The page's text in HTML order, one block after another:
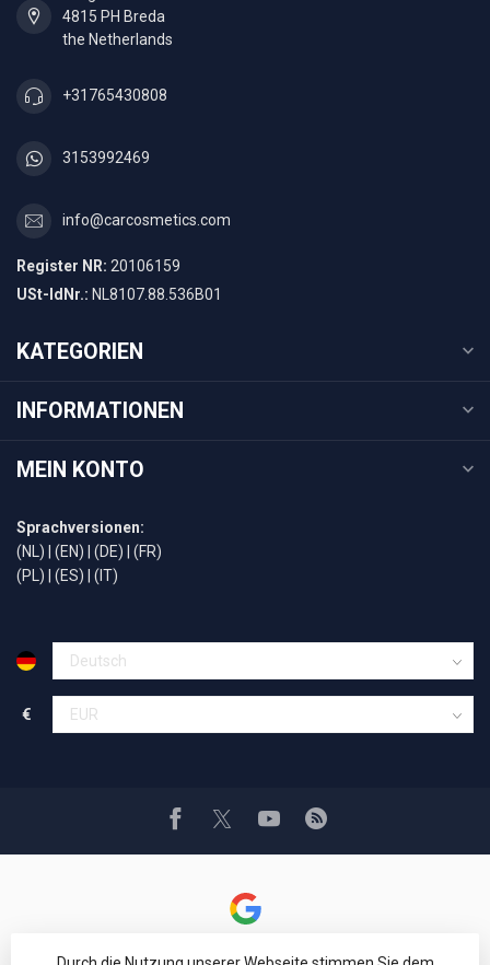
4815 PH Breda
the Netherlands
+31765430808
3153992469
info@carcosmetics.com
Register NR: 20106159
USt-IdNr.: NL8107.88.536B01
KATEGORIEN
INFORMATIONEN
MEIN KONTO
Sprachversionen:
(NL) | (EN) | (DE) | (FR)
(PL) | (ES) | (IT)
€